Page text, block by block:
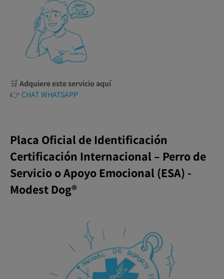
🛒Adquiere este servicio aquí
👉 CHAT WHATSAPP
Placa Oficial de Identificación
Certificación Internacional – Perro de
Servicio o Apoyo Emocional (ESA) -
Modest Dog®️